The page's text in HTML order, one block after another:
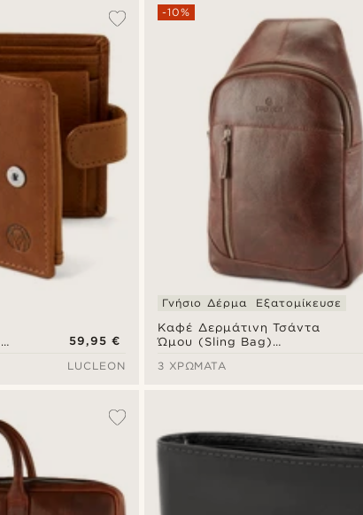
59,95 €
LUCLEON
Καφέ Δερμάτινη Τσάντα
Ώμου (Sling Bag)
-10%
Γνήσιο Δέρμα
Εξατομίκευσε
3 ΧΡΏΜΑΤΑ